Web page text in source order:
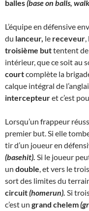
balles(base on balls,
L’équipe en défensive
du lanceur, le receveur,
troisième buttentent
intérieur, que ce soit au
courtcomplète la
calque intégral de
intercepteuret c’est
Lorsqu’un frappeur
premier but. Si elle
tir d’un joueur en
(basehit). Si le joueur
un double, et vers le
sort des limites du
circuit(homerun). Si
c’est un grand chelem